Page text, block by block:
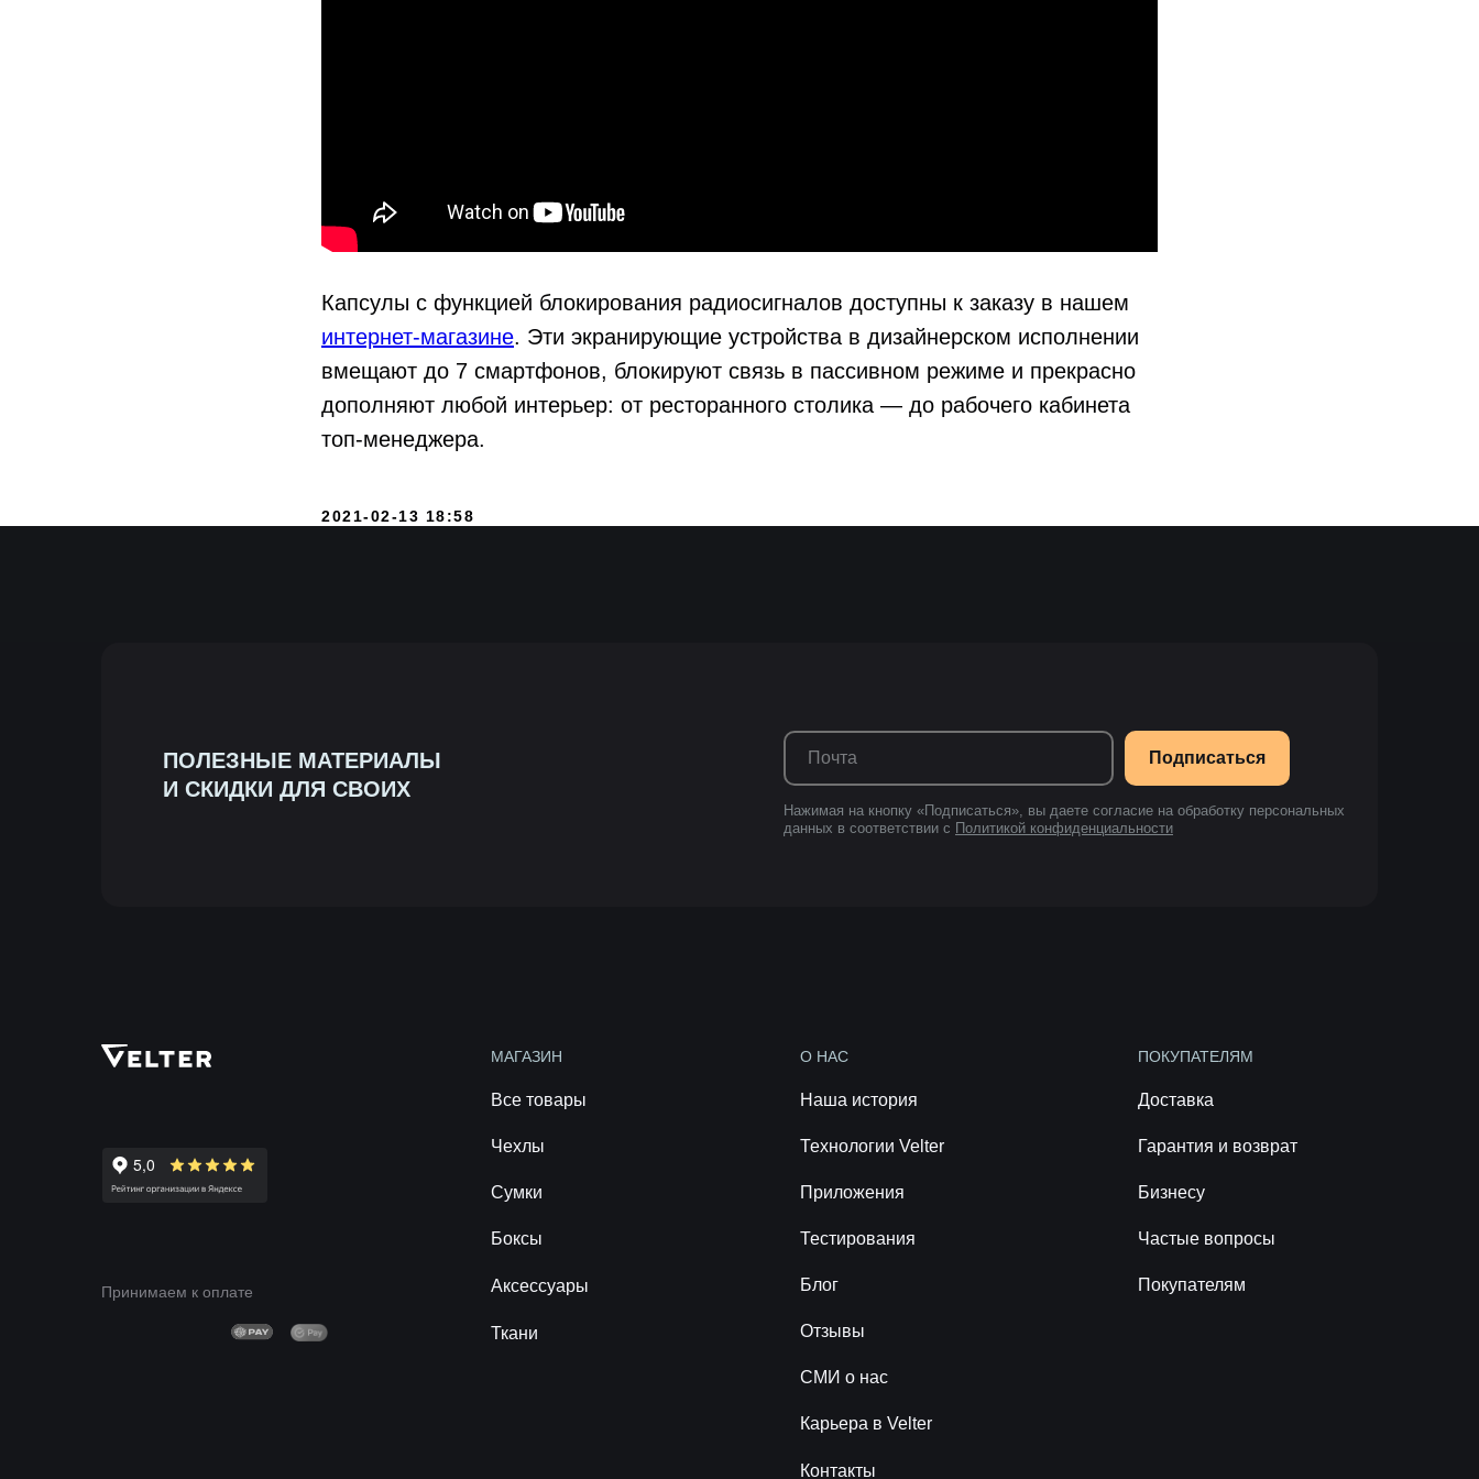
Капсулы с функцией блокирования радиосигналов доступны к заказу в нашем
интернет-магазине. Эти экранирующие устройства в дизайнерском исполнении
вмещают до 7 смартфонов, блокируют связь в пассивном режиме и прекрасно
дополняют любой интерьер: от ресторанного столика — до рабочего кабинета
топ-менеджера.
2021-02-13 18:58
ПОЛЕЗНЫЕ МАТЕРИАЛЫ
И СКИДКИ ДЛЯ СВОИХ
Подписаться
Нажимая на кнопку «Подписаться», вы даете согласие на обработку персональных
данных в соответствии с Политикой конфиденциальности
Все товары Наша история
Технологии Velter
Чехлы
Сумки
Блог
Боксы Частые вопросы
Покупателям
Приложения
Тестирования
Аксессуары
Отзывы
СМИ о нас
Принимаем к оплате
Бизнесу
Контакты
Доставка
Гарантия и возврат
Ткани
МАГАЗИН О НАС ПОКУПАТЕЛЯМ
Карьера в Velter